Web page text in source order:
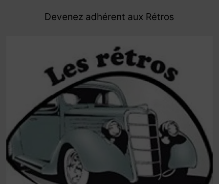
Devenez adhérent aux Rétros